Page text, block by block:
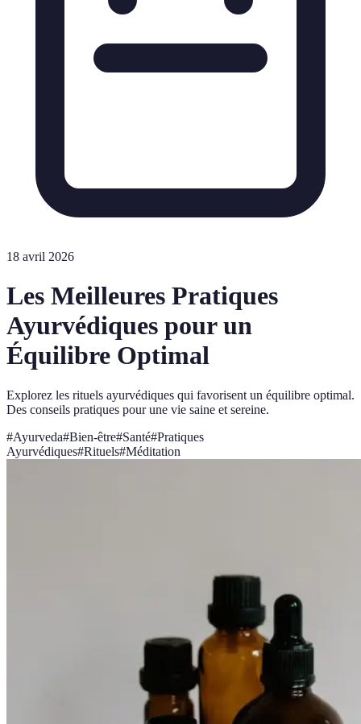
18 avril 2026
Les Meilleures Pratiques
Ayurvédiques pour un
Équilibre Optimal
Explorez les rituels ayurvédiques qui favorisent un équilibre optimal.
Des conseils pratiques pour une vie saine et sereine.
#Ayurveda#Bien-être#Santé#Pratiques
Ayurvédiques#Rituels#Méditation